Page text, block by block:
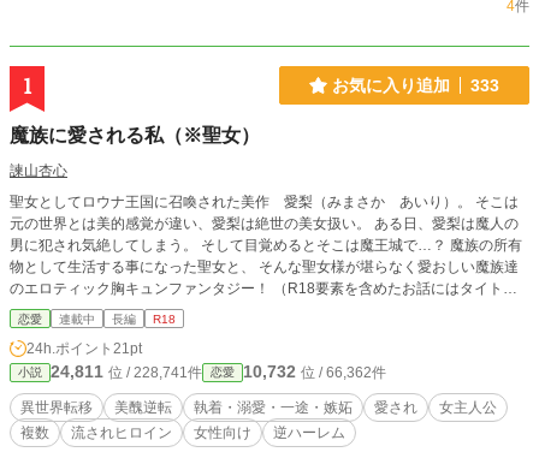
4件
1 お気に入り追加 333
魔族に愛される私（※聖女）
諫山杏心
聖女としてロウナ王国に召喚された美作 愛梨（みまさか あいり）。 そこは
元の世界とは美的感覚が違い、愛梨は絶世の美女扱い。 ある日、愛梨は魔人の
男に犯され気絶してしまう。 そして目覚めるとそこは魔王城で…？ 魔族の所有
物として生活する事になった聖女と、 そんな聖女様が堪らなく愛おしい魔族達
のエロティック胸キュンファンタジー！ （R18要素を含めたお話にはタイトル
横に※がついています）
恋愛 連載中 長編 R18
24h.ポイント 21pt
小説 24,811 位 / 228,741件 恋愛 10,732 位 / 66,362件
異世界転移 美醜逆転 執着・溺愛・一途・嫉妬 愛され
女主人公
複数
流されヒロイン 女性向け 逆ハーレム